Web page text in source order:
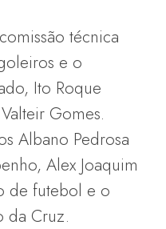
técnica
e o
Ito Roque
Gomes.
Albano Pedrosa
Alex Joaquim
de futebol e o
da Cruz.